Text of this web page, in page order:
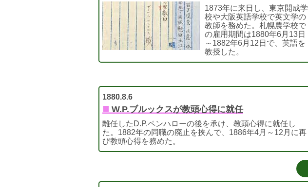
1873年に来日し、東京開成学
校や大阪英語学校で英文学の
教師を務めた。札幌農学校で
の雇用期間は1880年6月13日
～1882年6月12日で、英語を
教授した。
1880.8.6
■ W.P.ブルックスが教頭心得に就任
離任したD.P.ペンハローの後を承け、教頭心得に就任し
た。1882年の同職の廃止を挟んで、1886年4月～12月に再
び教頭心得を務めた。